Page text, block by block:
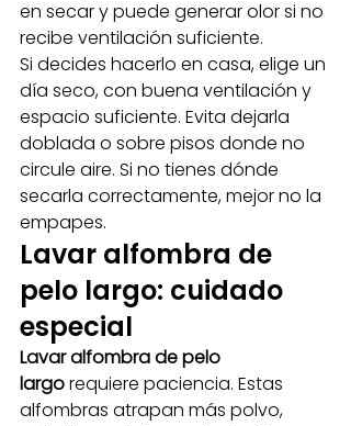
en secar y puede generar olor si no
recibe ventilación suficiente.
Si decides hacerlo en casa, elige un
día seco, con buena ventilación y
espacio suficiente. Evita dejarla
doblada o sobre pisos donde no
circule aire. Si no tienes dónde
secarla correctamente, mejor no la
empapes.
Lavar alfombra de
pelo largo: cuidado
especial
Lavar alfombra de pelo
largo requiere paciencia. Estas
alfombras atrapan más polvo,